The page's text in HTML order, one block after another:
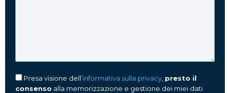
Presa visione dell’informativa sulla privacy presto il
consenso alla memorizzazione e gestione dei miei dati